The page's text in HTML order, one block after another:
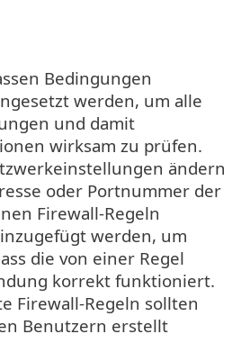
Bedingungen
werden, um alle
und damit
wirksam zu prüfen.
ändern
oder Portnummer der
Firewall-Regeln
werden, um
die von einer Regel
korrekt funktioniert.
Firewall-Regeln sollten
Benutzern erstellt